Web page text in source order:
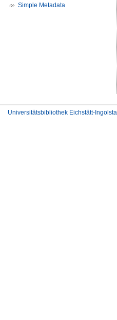
Simple Metadata
Universitätsbibliothek Eichstätt-